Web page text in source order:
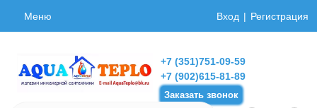
Меню Вход Регистрация
+7 (351)751-09-59
+7 (902)615-81-89
Заказать звонок